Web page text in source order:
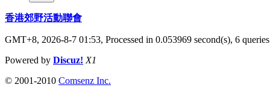
香港郊野活動聯會
GMT+8, 2026-8-7 01:53, Processed in 0.053969 second(s), 6 queries
Powered by Discuz! X1
© 2001-2010 Comsenz Inc.